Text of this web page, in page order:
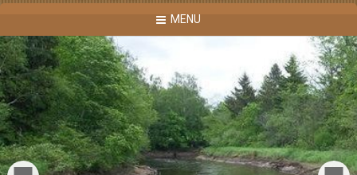
MENU